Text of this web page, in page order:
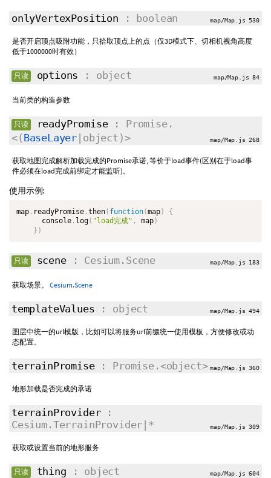
onlyVertexPosition : boolean map/Map.js 530
是否开启顶点吸附功能，只拾取顶点上的点（仅3D模式下、切相机视角高度
低于1000000时有效）
只读 options : object map/Map.js 84
当前类的构造参数
只读 readyPromise: Promise.
<( BaseLayer |object)> map/Map.js 268
获取地图完成解析加载完成的Promise承诺, 等价于load事件(区别在于load事
件必须在load完成前绑定才能监听)。
使用示例:
map . readyPromise .then( function(map)
{
      console
. log( "load完成" , map)
} )
只读 scene: Cesium.Scene map/Map.js 183
获取场景。 Cesium.Scene
templateValues : object map/Map.js 494
图层中统一的url模版，比如可以将服务url前缀统一使用模板，方便修改或动
态配置。
terrainPromise: Promise.<object> map/Map.js 360
地形加载是否完成的承诺
terrainProvider:
Cesium.TerrainProvider|*
map/Map.js 309
获取或设置当前的地形服务
只读 thing : object map/Map.js 604